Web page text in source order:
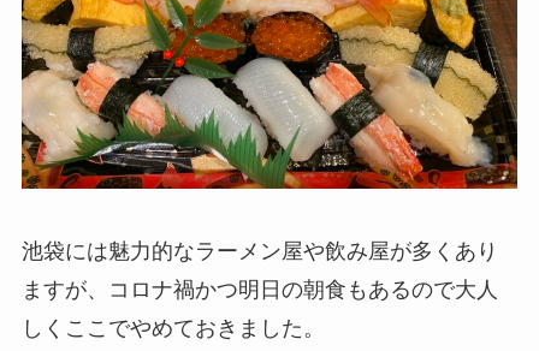
池袋には魅力的なラーメン屋や飲み屋が多くあり
ますが、コロナ禍かつ明日の朝食もあるので大人
しくここでやめておきました。